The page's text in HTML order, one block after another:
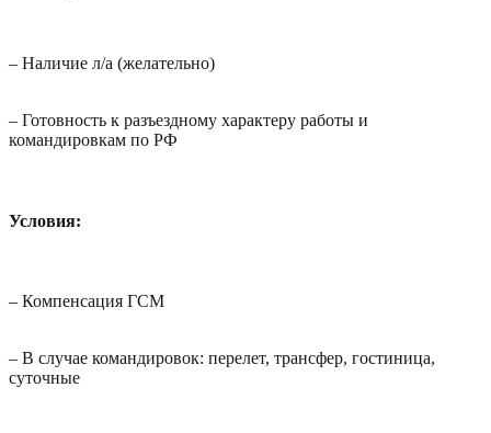
– Наличие л/а (желательно)
– Готовность к разъездному характеру работы и
командировкам по РФ
Условия:
– Компенсация ГСМ
– В случае командировок: перелет, трансфер, гостиница,
суточные